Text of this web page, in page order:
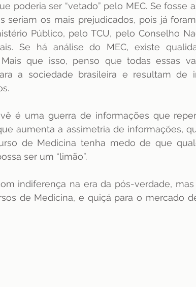
poderia ser “vetado” pelo MEC. Se fosse
seriam os mais prejudicados, pois já
Público, pelo TCU, pelo Conselho
Se há análise do MEC, existe
que isso, penso que todas essas
a sociedade brasileira e resultam de
é uma guerra de informações que
aumenta a assimetria de informações,
de Medicina tenha medo de que
ser um “limão”.
indiferença na era da pós-verdade,
de Medicina, e quiçá para o mercado